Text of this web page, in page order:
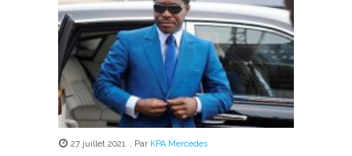
27 juillet 2021 , Par KPA Mercedes